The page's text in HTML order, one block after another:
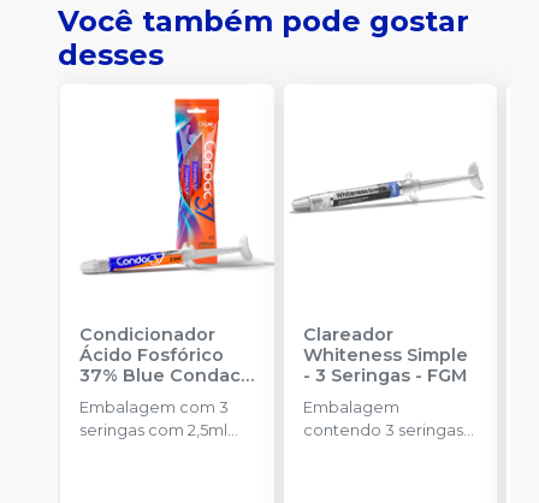
Você também pode gostar
desses
Condicionador
Ácido Fosfórico
37% Blue Condac-
FGM
Embalagem com 3
seringas com 2,5ml
Clareador
Whiteness Simple
- 3 Seringas- FGM
Embalagem
contendo 3 seringas